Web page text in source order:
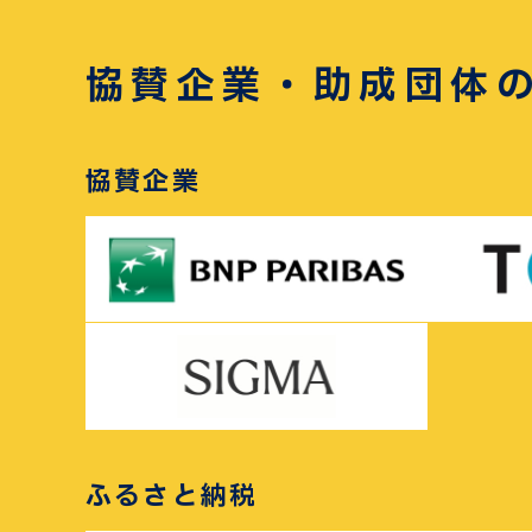
協賛企業・助成団体
協賛企業
ふるさと納税